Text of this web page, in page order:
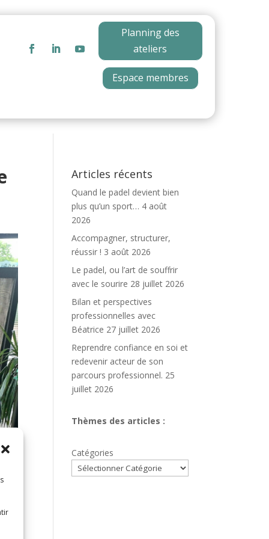
Planning des
ateliers
Espace membres
Articles récents
Quand le padel devient bien
plus qu’un sport… 4 août
2026
Accompagner, structurer,
réussir ! 3 août 2026
Le padel, ou l’art de souffrir
avec le sourire 28 juillet 2026
Bilan et perspectives
professionnelles avec
Béatrice 27 juillet 2026
Reprendre confiance en soi et
redevenir acteur de son
parcours professionnel. 25
juillet 2026
Thèmes des articles :
Catégories